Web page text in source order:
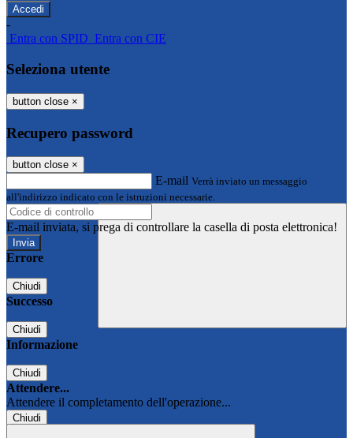
-
Entra con SPID Entra con CIE
Seleziona utente
button close ×
Recupero password
button close ×
E-mail Verrà inviato un messaggio
all'indirizzo indicato con le istruzioni necessarie.
E-mail inviata, si prega di controllare la casella di posta elettronica!
Errore
Chiudi
Successo
Chiudi
Informazione
Chiudi
Attendere...
Attendere il completamento dell'operazione...
Chiudi